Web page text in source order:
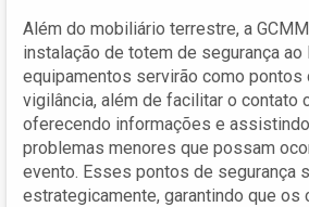
Além do mobiliário terrestre, a
instalação de totem de segurança ao
equipamentos servirão como pontos
vigilância, além de facilitar o contato
oferecendo informações e
problemas menores que possam
evento. Esses pontos de segurança
estrategicamente, garantindo que os